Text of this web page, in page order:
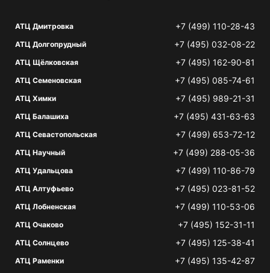
АТЦ Дмитровка +7 (499) 110-28-43
АТЦ Долгопрудный +7 (495) 032-08-22
АТЦ Щёлковская +7 (495) 162-90-81
АТЦ Семеновская +7 (495) 085-74-61
АТЦ Химки +7 (495) 989-21-31
АТЦ Балашиха +7 (495) 431-63-63
АТЦ Севастопольская +7 (499) 653-72-12
АТЦ Научный +7 (499) 288-05-36
АТЦ Удальцова +7 (499) 110-86-79
АТЦ Алтуфьево +7 (495) 023-81-52
АТЦ Лобненская +7 (499) 110-53-06
АТЦ Очаково +7 (495) 152-31-11
АТЦ Солнцево +7 (495) 125-38-41
АТЦ Раменки +7 (495) 135-42-87